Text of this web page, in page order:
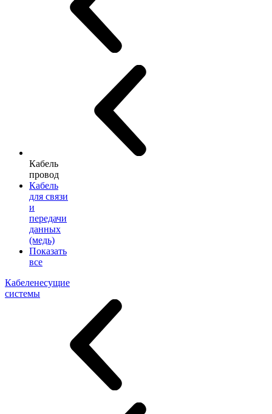
Кабель
провод
Кабель
для связи
и
передачи
данных
(медь)
Показать
все
Кабеленесущие
системы